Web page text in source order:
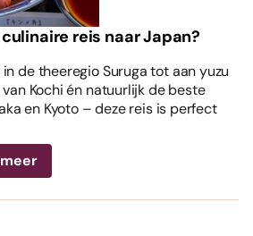
reis naar Japan?
de theeregio Suruga tot aan yuzu
Kochi én natuurlijk de beste
en Kyoto – deze reis is perfect